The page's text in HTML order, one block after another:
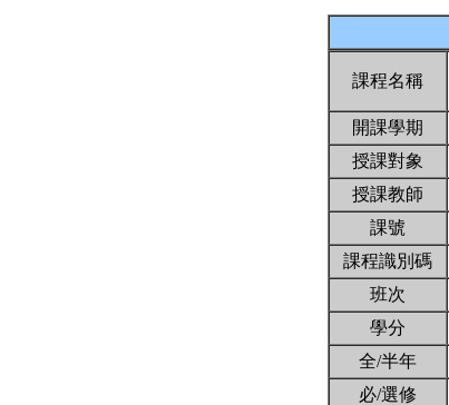
課程名稱
開課學期
授課對象
授課教師
課號
課程識別碼
班次
學分
全/半年
必/選修